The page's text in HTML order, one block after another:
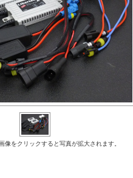
像をクリックすると写真が拡大されます。